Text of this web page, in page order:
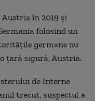
Austria în 2019 şi
folosind un
germane nu
ţară sigură, Austria.
de Interne
trecut, suspectul a